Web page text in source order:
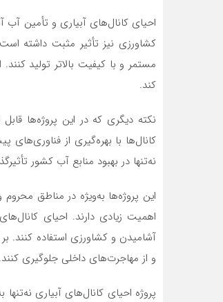
احیای کانال‌های آبیاری و تأمین آب
کشاورزی نیز تأثیر مثبت داشته
مستمر و با کیفیت بالاتر تولید
کند.
نکته دیگری که در این پروژه‌ها
کانال‌ها با بهره‌گیری از
نه‌تنها در بهبود منابع آب کشور
این پروژه‌ها به‌ویژه در مناطق
اهمیت زیادی دارند. احیای
آشامیدن و کشاورزی استفاده کنند.
و از مهاجرت‌های داخلی جلوگیری کنند.
پروژه احیای کانال‌های آبیاری